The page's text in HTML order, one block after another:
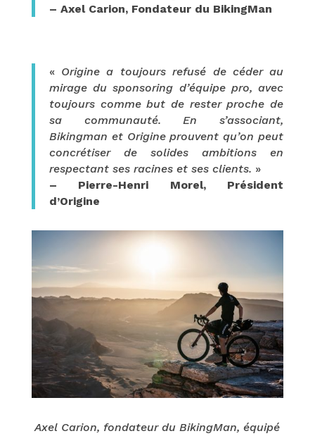
– Axel Carion, Fondateur du BikingMan
« Origine a toujours refusé de céder au
mirage du sponsoring d’équipe pro, avec
toujours comme but de rester proche de
sa communauté. En s’associant,
Bikingman et Origine prouvent qu’on peut
concrétiser de solides ambitions en
respectant ses racines et ses clients. »
– Pierre-Henri Morel, Président
d’Origine
Axel Carion, fondateur du BikingMan, équipé